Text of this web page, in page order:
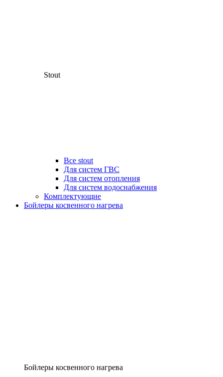
Stout
Все stout
Для систем ГВС
Для систем отопления
Для систем водоснабжения
Комплектующие
Бойлеры косвенного нагрева
Бойлеры косвенного нагрева